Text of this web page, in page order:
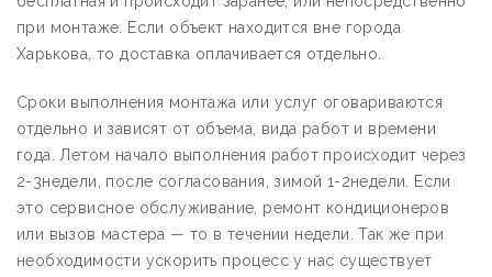
при монтаже. Если объект находится вне города
Харькова, то доставка оплачивается отдельно.
Сроки выполнения монтажа или услуг оговариваются
отдельно и зависят от объема, вида работ и времени
года. Летом начало выполнения работ происходит через
2-3недели, после согласования, зимой 1-2недели. Если
это сервисное обслуживание, ремонт кондиционеров
или вызов мастера — то в течении недели. Так же при
необходимости ускорить процесс у нас существует